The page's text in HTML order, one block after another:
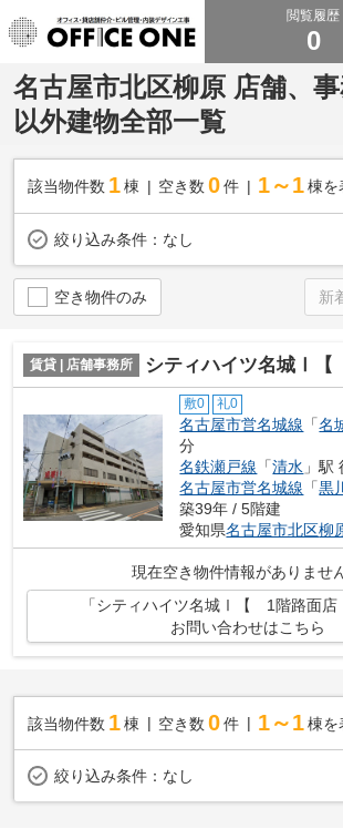
閲覧履歴
0
名古屋市北区柳原 店舗、
以外建物全部一覧
該当物件数 1棟 空き数 0 件 1～1 棟を
絞り込み条件： なし
空き物件のみ
賃貸 | 店舗事務所 シティハイツ名城Ⅰ【 1
敷0 礼0
名古屋市営名城線 「名
分
名鉄瀬戸線 「清水 」駅
名古屋市営名城線 「黒川
築39年 / 5階建
愛知県名古屋市北区柳
現在空き物件情報がありませ
「シティハイツ名城Ⅰ【 1階路面
お問い合わせはこちら
該当物件数 1棟 空き数 0 件 1～1 棟を
絞り込み条件： なし